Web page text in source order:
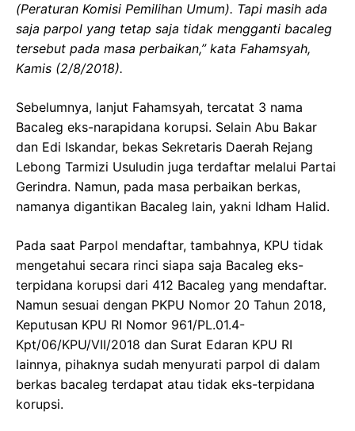
(Peraturan Komisi Pemilihan Umum). Tapi masih ada
saja parpol yang tetap saja tidak mengganti bacaleg
tersebut pada masa perbaikan,” kata Fahamsyah,
Kamis (2/8/2018).
Sebelumnya, lanjut Fahamsyah, tercatat 3 nama
Bacaleg eks-narapidana korupsi. Selain Abu Bakar
dan Edi Iskandar, bekas Sekretaris Daerah Rejang
Lebong Tarmizi Usuludin juga terdaftar melalui Partai
Gerindra. Namun, pada masa perbaikan berkas,
namanya digantikan Bacaleg lain, yakni Idham Halid.
Pada saat Parpol mendaftar, tambahnya, KPU tidak
mengetahui secara rinci siapa saja Bacaleg eks-
terpidana korupsi dari 412 Bacaleg yang mendaftar.
Namun sesuai dengan PKPU Nomor 20 Tahun 2018,
Keputusan KPU RI Nomor 961/PL.01.4-
Kpt/06/KPU/VII/2018 dan Surat Edaran KPU RI
lainnya, pihaknya sudah menyurati parpol di dalam
berkas bacaleg terdapat atau tidak eks-terpidana
korupsi.